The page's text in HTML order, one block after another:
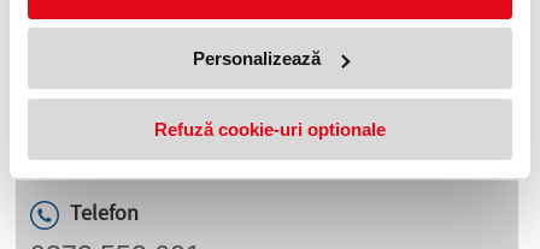
Personalizează
Refuză cookie-uri optionale
Sapun lichid, 5l, floral cu
34,99 lei(pret cu TVA)
Sapun lichid, 5l, maracuja cu
glicerina, Clovin
34,99 lei(pret cu TVA)
Telefon